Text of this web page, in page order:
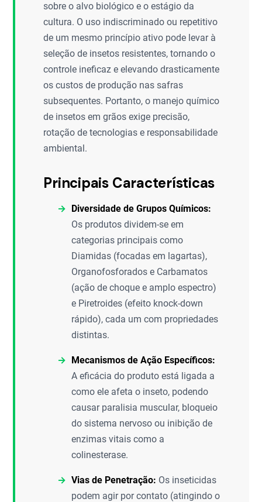
sobre o alvo biológico e o estágio da
cultura. O uso indiscriminado ou repetitivo
de um mesmo princípio ativo pode levar à
seleção de insetos resistentes, tornando o
controle ineficaz e elevando drasticamente
os custos de produção nas safras
subsequentes. Portanto, o manejo químico
de insetos em grãos exige precisão,
rotação de tecnologias e responsabilidade
ambiental.
Principais Características
Diversidade de Grupos Químicos:
Os produtos dividem-se em
categorias principais como
Diamidas (focadas em lagartas),
Organofosforados e Carbamatos
(ação de choque e amplo espectro)
e Piretroides (efeito knock-down
rápido), cada um com propriedades
distintas.
Mecanismos de Ação Específicos:
A eficácia do produto está ligada a
como ele afeta o inseto, podendo
causar paralisia muscular, bloqueio
do sistema nervoso ou inibição de
enzimas vitais como a
colinesterase.
Vias de Penetração: Os inseticidas
podem agir por contato (atingindo o